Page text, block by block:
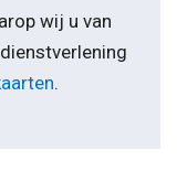
wij u van
.